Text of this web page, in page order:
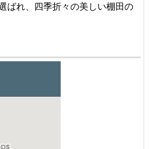
ばれ、四季折々の美しい棚田の